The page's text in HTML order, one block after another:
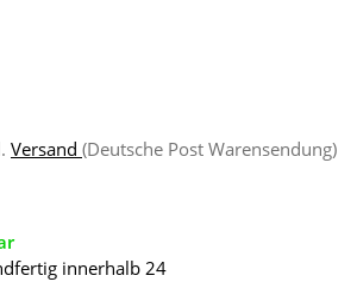
Versand (Deutsche Post Warensendung)
innerhalb 24